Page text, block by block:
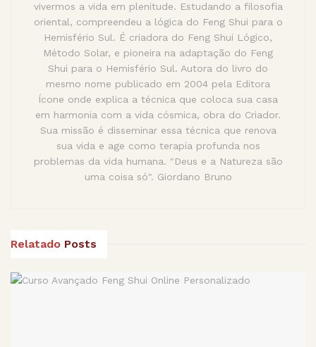
vivermos a vida em plenitude. Estudando a filosofia
oriental, compreendeu a lógica do Feng Shui para o
Hemisfério Sul. É criadora do Feng Shui Lógico,
Método Solar, e pioneira na adaptação do Feng
Shui para o Hemisfério Sul. Autora do livro do
mesmo nome publicado em 2004 pela Editora
Ícone onde explica a técnica que coloca sua casa
em harmonia com a vida cósmica, obra do Criador.
Sua missão é disseminar essa técnica que renova
sua vida e age como terapia profunda nos
problemas da vida humana. "Deus e a Natureza são
uma coisa só". Giordano Bruno
Relatado Posts